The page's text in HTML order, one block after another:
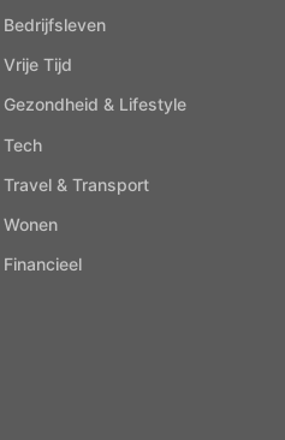
Bedrijfsleven
Vrije Tijd
Gezondheid & Lifestyle
Tech
Travel & Transport
Wonen
Financieel